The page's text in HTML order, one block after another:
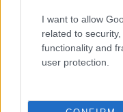
I want to allow
related to
functionality and
user protection.
Itt állíthatod
között